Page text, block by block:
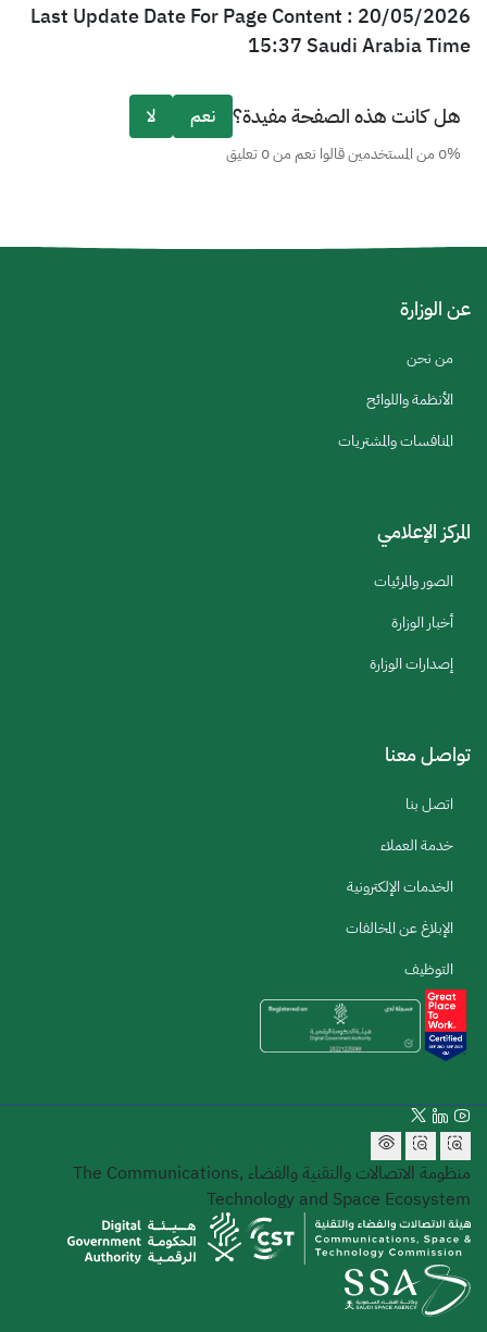
Last Update Date For Page Content : 20/05/2026
15:37 Saudi Arabia Time
هل كانت هذه الصفحة مفيدة؟ نعم لا
0% من المستخدمين قالوا نعم من 0 تعليق
عن الوزارة
من نحن
الأنظمة واللوائح
المنافسات والمشتريات
المركز الإعلامي
الصور والمرئيات
أخبار الوزارة
إصدارات الوزارة
تواصل معنا
اتصل بنا
خدمة العملاء
الخدمات الإلكترونية
الإبلاغ عن المخالفات
التوظيف
منظومة الاتصالات والتقنية والفضاء The Communications,
Technology and Space Ecosystem